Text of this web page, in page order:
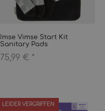
Imse Vimse Start Kit
Sanitary Pads
75,99 € *
LEIDER VERGRIFFEN